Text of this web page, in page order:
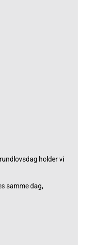
holder vi
samme dag,